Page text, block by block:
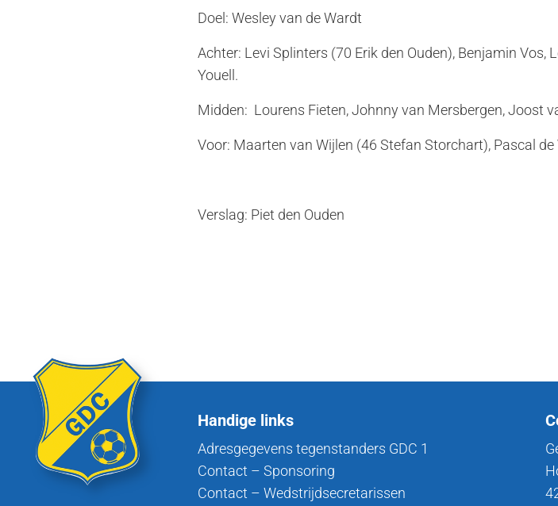
Doel: Wesley van de Wardt
Achter: Levi Splinters (70 Erik den Ouden), Benjamin
Youell.
Midden: Lourens Fieten, Johnny van Mersbergen, Joost
Voor: Maarten van Wijlen (46 Stefan Storchart), Pascal de
Verslag: Piet den Ouden
Handige links
Adresgegevens tegenstanders GDC 1
Contact – Sponsoring
Contact – Wedstrijdsecretarissen